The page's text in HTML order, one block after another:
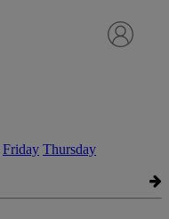
Friday Thursday